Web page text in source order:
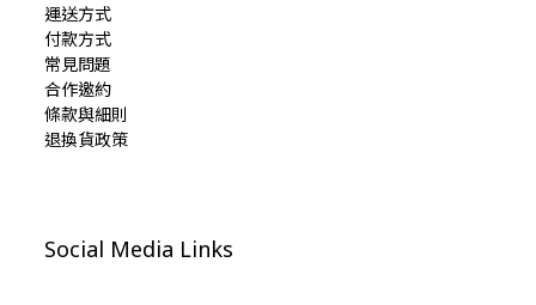
運送方式
付款方式
常見問題
合作邀約
條款與細則
退換貨政策
Social Media Links